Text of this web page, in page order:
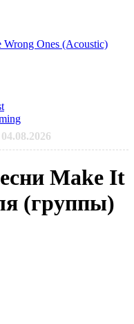
Ones (Acoustic)
04.08.2026
Make It
(группы)